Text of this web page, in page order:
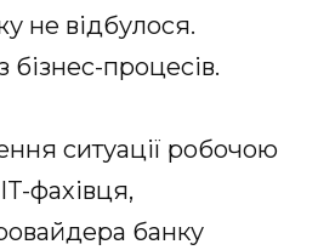
не відбулося.
бізнес-процесів.
ситуації робочою
фахівця,
банку